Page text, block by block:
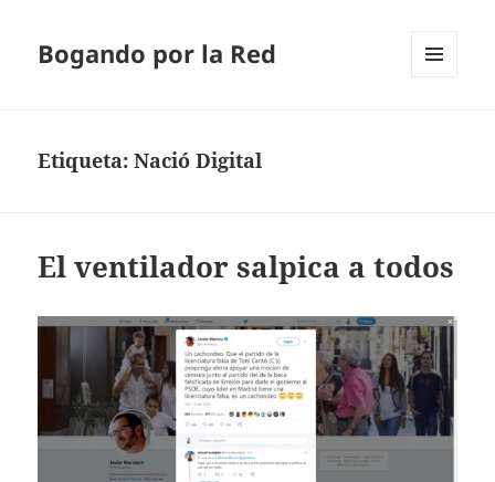
Bogando por la Red
Etiqueta:Nació Digital
El ventilador salpica a todos